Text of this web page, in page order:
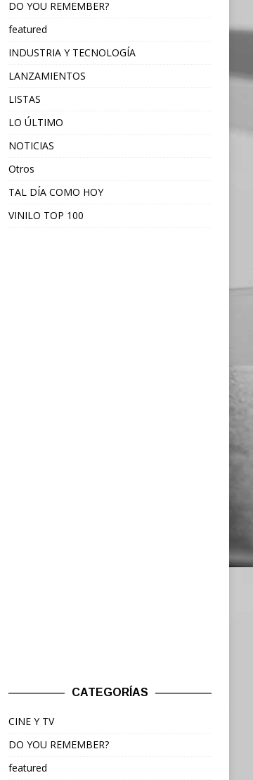
DO YOU REMEMBER?
featured
INDUSTRIA Y TECNOLOGÍA
LANZAMIENTOS
LISTAS
LO ÚLTIMO
NOTICIAS
Otros
TAL DÍA COMO HOY
VINILO TOP 100
CATEGORÍAS
CINE Y TV
DO YOU REMEMBER?
featured